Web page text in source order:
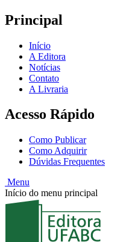
Principal
Início
A Editora
Notícias
Contato
A Livraria
Acesso Rápido
Como Publicar
Como Adquirir
Dúvidas Frequentes
Menu
Início do menu principal